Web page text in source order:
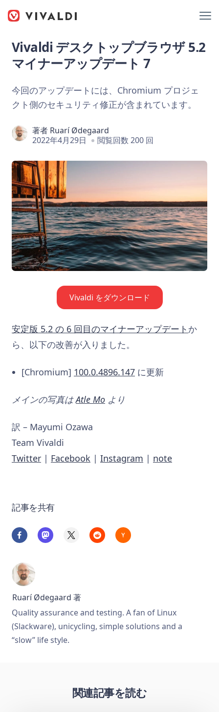
Vivaldi デスクトップブラウザ 5.2
マイナーアップデート 7
今回のアップデートには、Chromium プロジェ
クト側のセキュリティ修正が含まれています。
著者 Ruarí Ødegaard
2022年4月29日
閲覧回数 200 回
Vivaldi をダウンロード
安定版 5.2 の 6 回目のマイナーアップデート か
ら、以下の改善が入りました。
[Chromium] 100.0.4896.147 に更新
メインの写真はAtle Mo より
訳 – Mayumi Ozawa
Team Vivaldi
Twitter | Facebook | Instagram | note
記事を共有
Ruarí Ødegaard 著
Quality assurance and testing. A fan of Linux
(Slackware), unicycling, simple solutions and a
“slow” life style.
関連記事を読む